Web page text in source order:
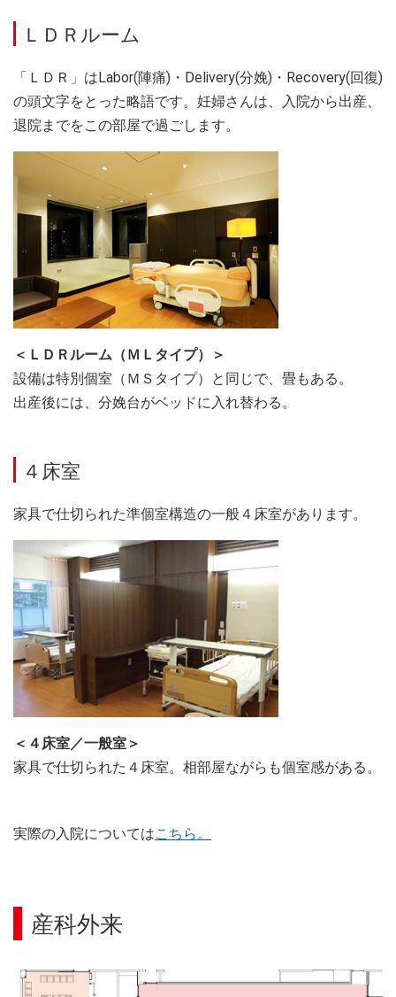
ＬＤＲルーム
「ＬＤＲ」はLabor(陣痛)・Delivery(分娩)・Recovery(回復)
の頭文字をとった略語です。妊婦さんは、入院から出産、
退院までをこの部屋で過ごします。
＜ＬＤＲルーム（ＭＬタイプ）＞
設備は特別個室（ＭＳタイプ）と同じで、畳もある。
出産後には、分娩台がベッドに入れ替わる。
４床室
家具で仕切られた準個室構造の一般４床室があります。
＜４床室／一般室 ＞
家具で仕切られた４床室。相部屋ながらも個室感がある。
​実際の入院についてはこちら。
産科外来